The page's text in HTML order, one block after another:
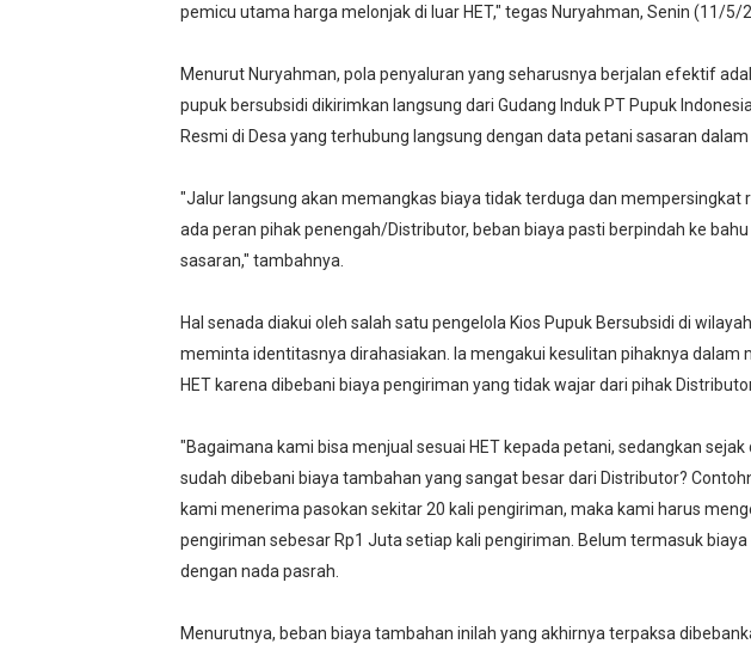
pemicu utama harga melonjak di luar HET," tegas Nuryahman, Senin (11/5/
‎Menurut Nuryahman, pola penyaluran yang seharusnya berjalan efektif
pupuk bersubsidi dikirimkan langsung dari Gudang Induk PT Pupuk
Resmi di Desa yang terhubung langsung dengan data petani sasaran dalam
‎"Jalur langsung akan memangkas biaya tidak terduga dan mempersingkat
ada peran pihak penengah/Distributor, beban biaya pasti berpindah ke
sasaran," tambahnya.
‎Hal senada diakui oleh salah satu pengelola Kios Pupuk Bersubsidi di
meminta identitasnya dirahasiakan. Ia mengakui kesulitan pihaknya dalam
HET karena dibebani biaya pengiriman yang tidak wajar dari pihak
‎"Bagaimana kami bisa menjual sesuai HET kepada petani, sedangkan
sudah dibebani biaya tambahan yang sangat besar dari Distributor?
kami menerima pasokan sekitar 20 kali pengiriman, maka kami harus
pengiriman sebesar Rp1 Juta setiap kali pengiriman. Belum termasuk
dengan nada pasrah.
‎Menurutnya, beban biaya tambahan inilah yang akhirnya terpaksa